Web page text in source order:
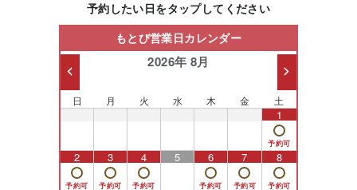
予約したい日をタップしてください
もとび営業日カレンダー
2026年 8月
日 月 火 水 木 金 土
1
2 3 4 5 6 7 8